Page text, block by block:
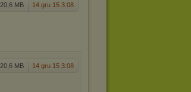
20,6 MB 14 gru 15 3:08
20,6 MB 14 gru 15 3:08